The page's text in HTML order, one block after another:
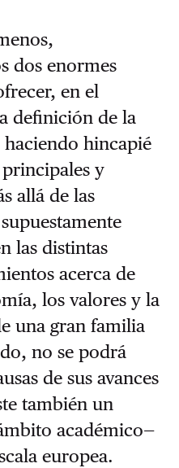
dos enormes
en el
definición de la
hincapié
principales y
allá de las
las distintas
acerca de
los valores y la
una gran familia
no se podrá
de sus avances
también un
académico—
europea.